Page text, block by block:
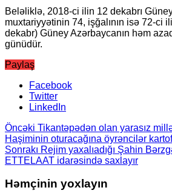
Beləliklə, 2018-ci ilin 12 dekabrı
muxtariyyətinin 74, işğalının isə 72-ci
dekabr) Güney Azərbaycanın həm
günüdür.
Paylaş
Facebook
Twitter
LinkedIn
Öncəki Tikantəpədən olan yarasız
Haşiminin oturacağına öyrəncilər
Sonrakı Rejim yaxalıadığı Şahin
ETTELAAT idarəsində saxlayır
Həmçinin yoxlayın